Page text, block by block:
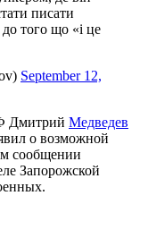
писати
до того що «і це
September 12,
Дмитрий Медведев
о возможной
сообщении
Запорожской